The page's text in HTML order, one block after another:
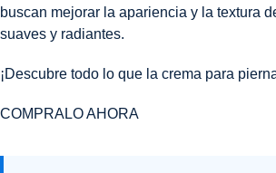
buscan mejorar la apariencia y la textura
suaves y radiantes.
¡Descubre todo lo que la crema para
COMPRALO AHORA